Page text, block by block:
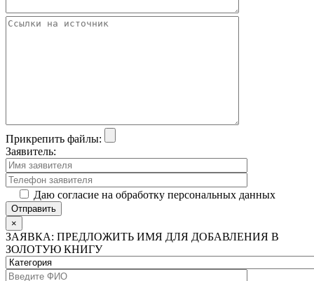
Прикрепить файлы:
Заявитель:
Даю согласие на обработку персональных данных
×
ЗАЯВКА: ПРЕДЛОЖИТЬ ИМЯ ДЛЯ ДОБАВЛЕНИЯ В
ЗОЛОТУЮ КНИГУ